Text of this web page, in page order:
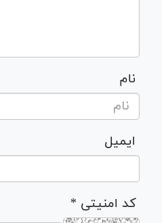
نام
ایمیل
* کد امنیتی